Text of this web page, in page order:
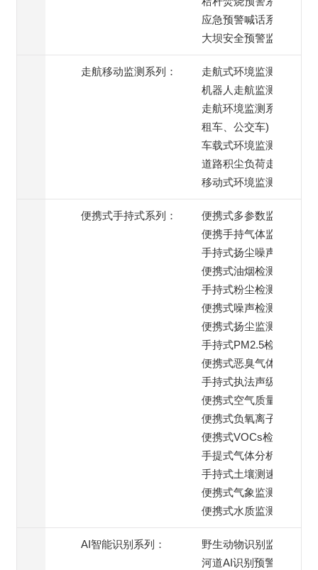
应急预警喊话系统
大坝安全预警监测
走航移动监测系列：
走航式环境监测系统
机器人走航监测系统
走航环境监测系统(出
租车、公交车)
车载式环境监测系统
道路积尘负荷走航监测
移动式环境监测系统
便携式手持式系列：
便携式多参数监测仪
便携手持气体监测仪
手持式扬尘噪声监测仪
便携式油烟检测仪
手持式粉尘检测仪
便携式噪声检测仪
便携式扬尘监测仪
手持式PM2.5检测仪
便携式恶臭气体检测仪
手持式执法声级计
便携式空气质量监测仪
便携式负氧离子检测仪
便携式VOCs检测仪
手提式气体分析仪
手持式土壤测速仪
便携式气象监测仪
便携式水质监测仪
AI智能识别系列：
野生动物识别监测
河道AI识别预警